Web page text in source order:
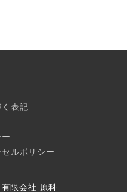
表記
ルポリシー
限会社 原科